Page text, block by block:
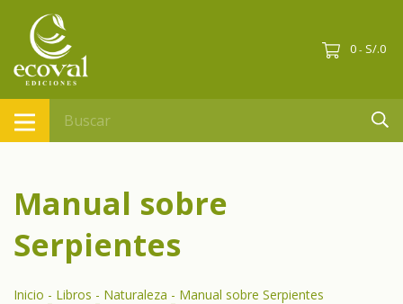
0 - S/.0
Manual sobre
Serpientes
Inicio - Libros - Naturaleza - Manual sobre Serpientes